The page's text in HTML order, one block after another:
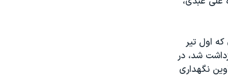
۲۵ آبان، علی عبدی که اول تیر
شد، در
اوین نگهداری